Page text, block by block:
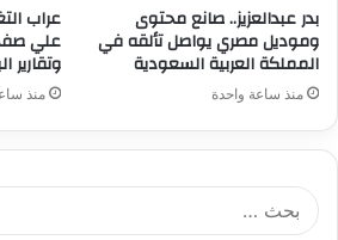
بدر عبدالعزيز.. صانع محتوى
وموديل مصري يواصل تألقه في
المملكة العربية السعودية
منذ ساعة واحدة
عراب
علي
وتقارير
منذ